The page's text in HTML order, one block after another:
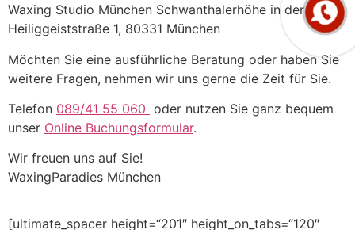
Waxing Studio München Schwanthalerhöhe in der
Heiliggeiststraße 1, 80331 München
Möchten Sie eine ausführliche Beratung oder haben Sie
weitere Fragen, nehmen wir uns gerne die Zeit für Sie.
Telefon 089/41 55 060 oder nutzen Sie ganz bequem
unser Online Buchungsformular.
Wir freuen uns auf Sie!
WaxingParadies München
[ultimate_spacer height=“201″ height_on_tabs=“120″